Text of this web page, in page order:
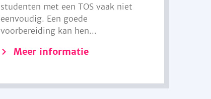
studenten met een TOS vaak niet
eenvoudig. Een goede
voorbereiding kan hen...
Meer informatie